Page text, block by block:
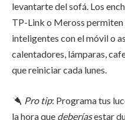
levantarte del sofá. Los
TP-Link o Meross
inteligentes con el móvil o
calentadores, lámparas,
que reiniciar cada lunes.
Pro tip: Programa tus
la hora que deberíasestar